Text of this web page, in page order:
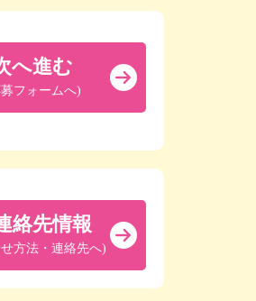
へ進む
フォームへ)
絡先情報
方法・連絡先へ)